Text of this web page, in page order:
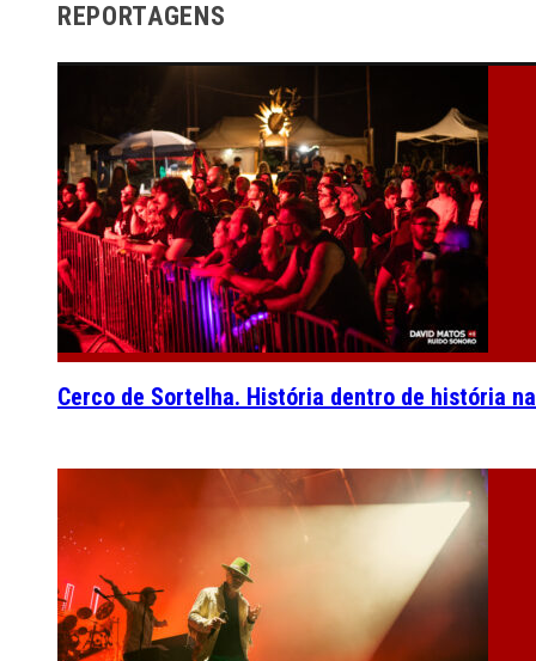
REPORTAGENS
Cerco de Sortelha. História dentro de história